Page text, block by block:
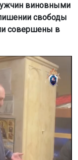
виновными
свободы
совершены в